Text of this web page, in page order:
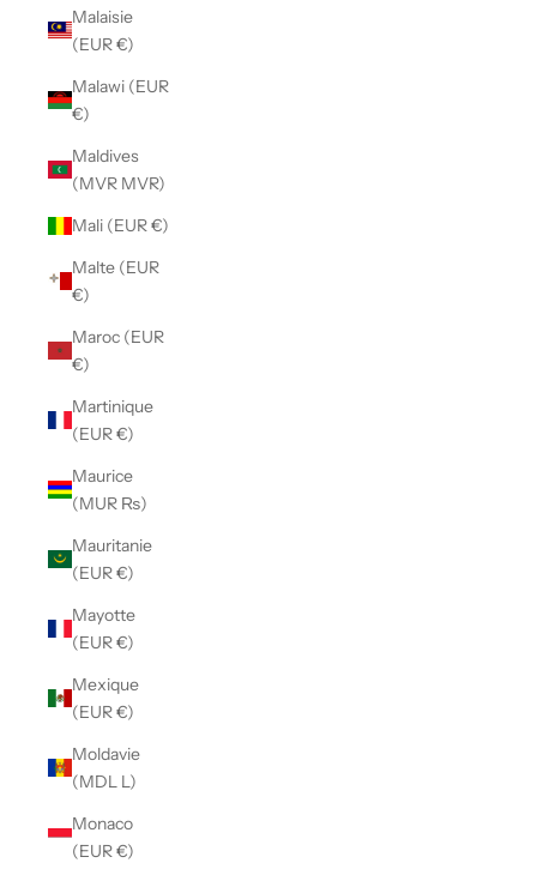
Malaisie
(EUR €)
Malawi (EUR
€)
Maldives
(MVR MVR)
Mali (EUR €)
Malte (EUR
€)
Maroc (EUR
€)
Martinique
(EUR €)
Maurice
(MUR ₨)
Mauritanie
(EUR €)
Mayotte
(EUR €)
Mexique
(EUR €)
Moldavie
(MDL L)
Monaco
(EUR €)